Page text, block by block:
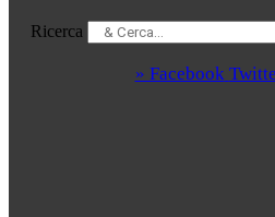
Ricerca
» Facebook